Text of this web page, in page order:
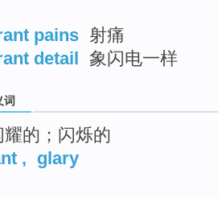
pains 射痛
detail
象闪电一样
词
耀的；闪烁的
, glary